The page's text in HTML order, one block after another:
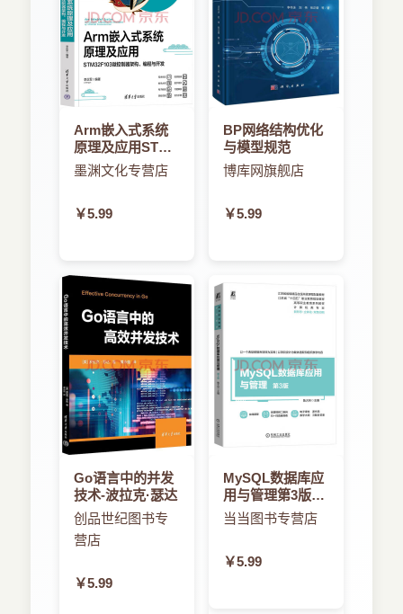
Arm嵌入式系统
原理及应用STMF
微控制器架构、
编程与开发
墨渊文化专营店
￥5.99
BP网络结构优化
与模型规范
博库网旗舰店
￥5.99
Go语言中的并发
技术-波拉克·瑟达
创品世纪图书专
营店
￥5.99
MySQL数据库应
用与管理第3版-
鲁大林
当当图书专营店
￥5.99